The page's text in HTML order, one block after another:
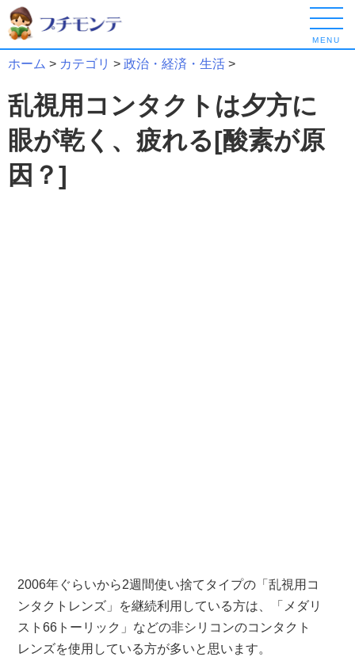
MENU
ホーム > カテゴリ > 政治・経済・生活 >
乱視用コンタクトは夕方に
眼が乾く、疲れる[酸素が原
因？]
2006年ぐらいから2週間使い捨てタイプの「乱視用コ
ンタクトレンズ」を継続利用している方は、「メダリ
スト66トーリック」などの非シリコンのコンタクト
レンズを使用している方が多いと思います。